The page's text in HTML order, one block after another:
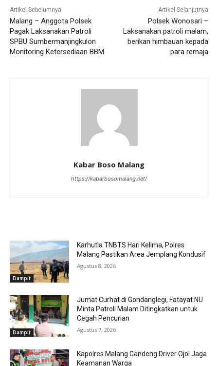
Artikel Sebelumnya
Malang – Anggota Polsek
Pagak Laksanakan Patroli
SPBU Sumbermanjingkulon
Monitoring Ketersediaan BBM
Artikel Selanjutnya
Polsek Wonosari –
Laksanakan patroli malam,
berikan himbauan kepada
para remaja
Kabar Boso Malang
https://kabarbosomalang.net/
Dampit
Karhutla TNBTS Hari Kelima, Polres
Malang Pastikan Area Jemplang Kondusif
Agustus 8, 2026
Dampit
Jumat Curhat di Gondanglegi, Fatayat NU
Minta Patroli Malam Ditingkatkan untuk
Cegah Pencurian
Agustus 7, 2026
Kapolres Malang Gandeng Driver Ojol Jaga
Keamanan Warga